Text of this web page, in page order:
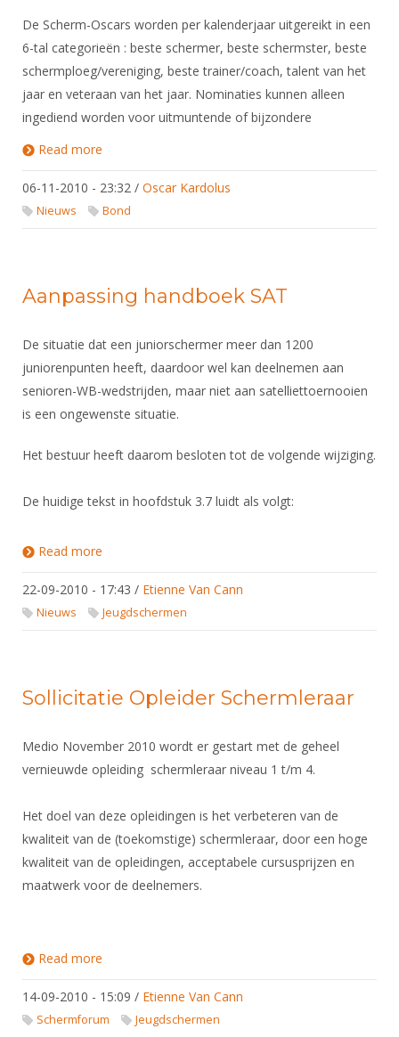
De Scherm-Oscars worden per kalenderjaar uitgereikt in een
6-tal categorieën : beste schermer, beste schermster, beste
schermploeg/vereniging, beste trainer/coach, talent van het
jaar en veteraan van het jaar. Nominaties kunnen alleen
ingediend worden voor uitmuntende of bijzondere
Read more
06-11-2010 - 23:32 / Oscar Kardolus
Nieuws Bond
Aanpassing handboek SAT
De situatie dat een juniorschermer meer dan 1200
juniorenpunten heeft, daardoor wel kan deelnemen aan
senioren-WB-wedstrijden, maar niet aan satelliettoernooien
is een ongewenste situatie.
Het bestuur heeft daarom besloten tot de volgende wijziging.
De huidige tekst in hoofdstuk 3.7 luidt als volgt:
Read more
22-09-2010 - 17:43 / Etienne Van Cann
Nieuws Jeugdschermen
Sollicitatie Opleider Schermleraar
Medio November 2010 wordt er gestart met de geheel
vernieuwde opleiding schermleraar niveau 1 t/m 4.
Het doel van deze opleidingen is het verbeteren van de
kwaliteit van de (toekomstige) schermleraar, door een hoge
kwaliteit van de opleidingen, acceptabele cursusprijzen en
maatwerk voor de deelnemers.
Read more
14-09-2010 - 15:09 / Etienne Van Cann
Schermforum Jeugdschermen